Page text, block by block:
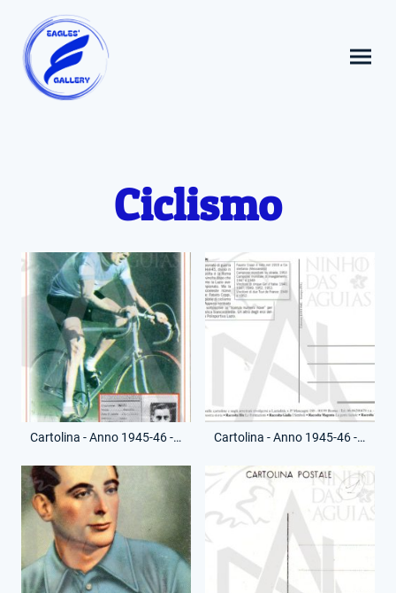
Ciclismo
Cartolina - Anno 1945-46 - Lazialità - Leggenda Fausto Coppi - Riproduzione Moderna - (Fronte) Cartolina - Anno 1945-46 - Lazialità - Leggenda Fausto Coppi - Riproduzione Moderna - (Retro)